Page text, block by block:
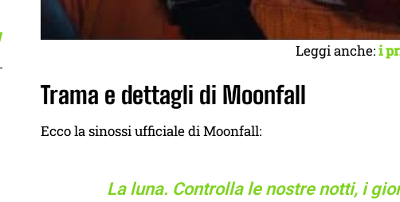
Leggi anche:i
Trama e dettagli di Moonfall
Ecco la sinossi ufficiale di Moonfall:
La luna. Controlla le nostre notti, i